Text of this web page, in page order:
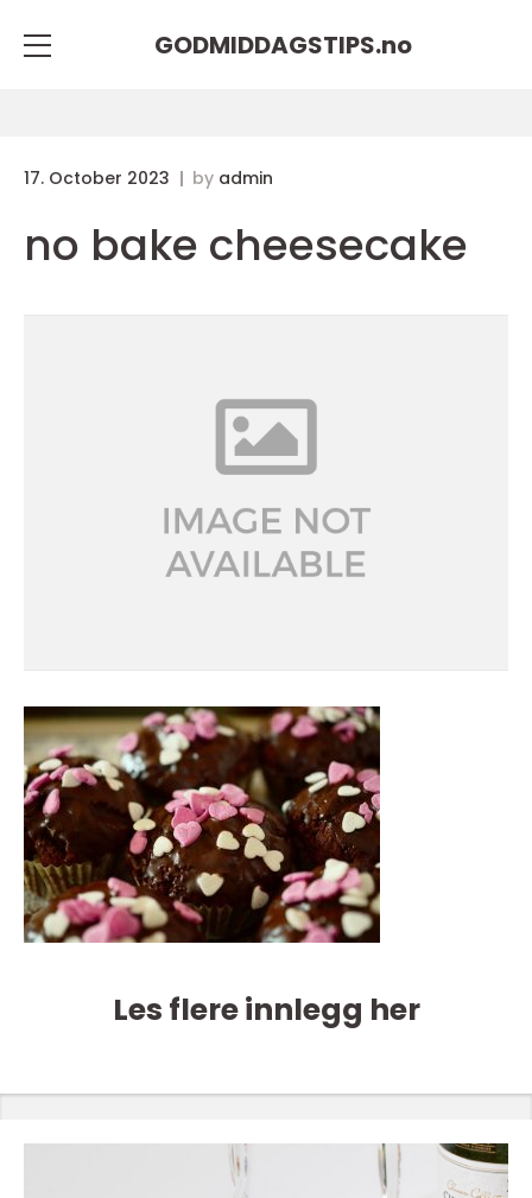
GODMIDDAGSTIPS.no
17. October 2023 by admin
no bake cheesecake
Les flere innlegg her